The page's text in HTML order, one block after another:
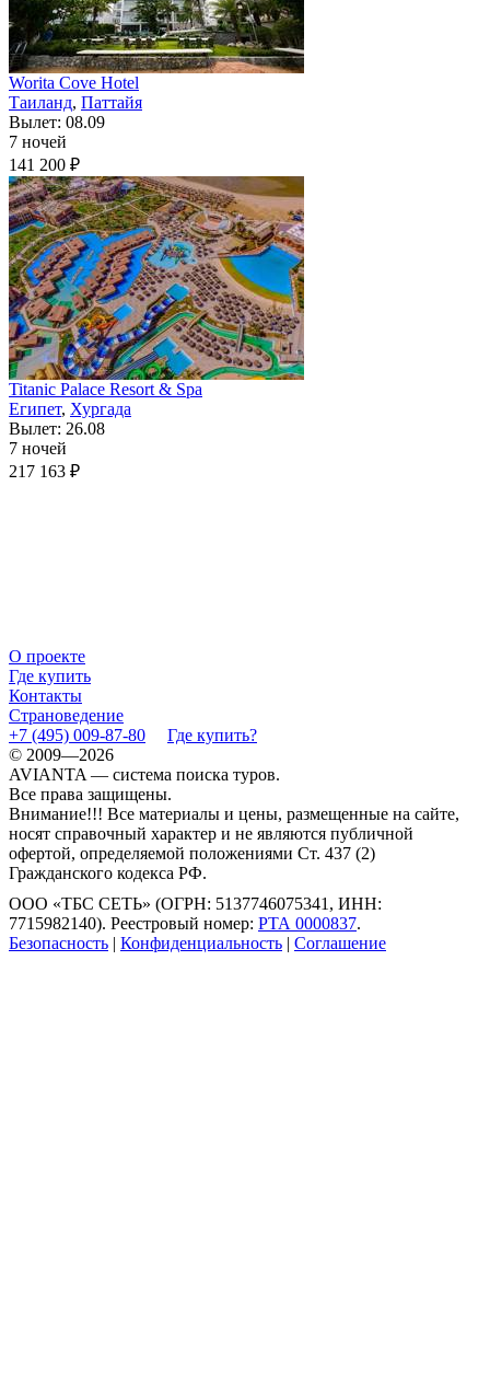
Worita Cove Hotel
Таиланд, Паттайя
Вылет: 08.09
7 ночей
141 200 ₽
Titanic Palace Resort & Spa
Египет, Хургада
Вылет: 26.08
7 ночей
217 163 ₽
О проекте
Где купить
Контакты
Страноведение
+7 (495) 009-87-80
Где купить?
© 2009—2026
AVIANTA — система поиска туров.
Все права защищены.
Внимание!!! Все материалы и цены, размещенные на сайте,
носят справочный характер и не являются публичной
офертой, определяемой положениями Ст. 437 (2)
Гражданского кодекса РФ.
ООО «ТБС СЕТЬ» (ОГРН: 5137746075341, ИНН:
7715982140). Реестровый номер: РТА 0000837.
Безопасность | Конфиденциальность | Соглашение